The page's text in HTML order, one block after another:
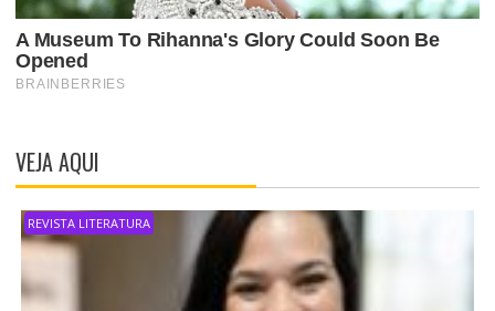
VEJA AQUI
REVISTA LITERATURA